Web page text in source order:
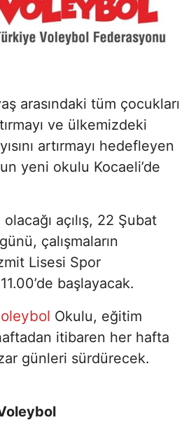
arasındaki tüm çocukları
ve ülkemizdeki
artırmayı hedefleyen
yeni okulu Kocaeli’de
olacağı açılış, 22 Şubat
çalışmaların
Lisesi Spor
başlayacak.
Okulu, eğitim
itibaren her hafta
günleri sürdürecek.